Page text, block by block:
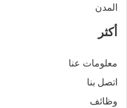
المدن
أكثر
معلومات عنا
اتصل بنا
وظائف